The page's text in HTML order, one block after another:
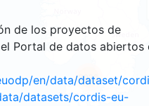
de los proyectos de
Portal de datos abiertos
en/data/dataset/
datasets/cordis-eu-
2936